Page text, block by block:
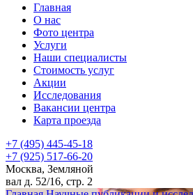
Главная
О нас
Фото центра
Услуги
Наши специалисты
Стоимость услуг
Акции
Исследования
Вакансии центра
Карта проезда
+7 (495) 445-45-18
+7 (925) 517-66-20
Москва, Земляной
вал д. 52/16, стр. 2